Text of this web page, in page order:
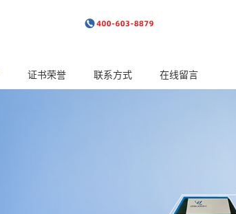
证书荣誉 联系方式 在线留言